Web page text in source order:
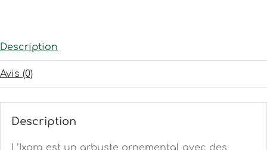
Description
Avis (0)
Description
L’Ixora est un arbuste ornemental avec des